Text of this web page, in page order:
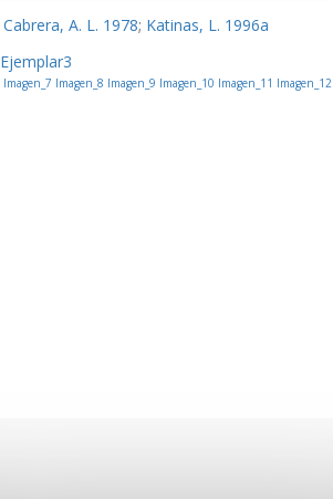
Cabrera, A. L. 1978; Katinas, L. 1996a
Ejemplar3
Imagen_7 Imagen_8 Imagen_9 Imagen_10 Imagen_11 Imagen_12